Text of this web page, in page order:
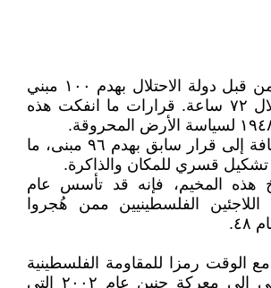
صدر مؤخرا قرار من قبل دولة الاحتلال بهدم ١٠٠ مبني
في مخيم جنين خلال ٧٢ ساعة. قرارات ما انفكت هذه
هذا القرار يأتي إضافة إلى قرار سابق بهدم ٩٦ مبنى، ما
تشكيل قسري للمكان والذاكرة.
هذه المخيم، فإنه قد تأسس عام
اللاجئين الفلسطينيين ممن هُجروا
الوقت رمزا للمقاومة الفلسطينية
من انتفاضة الأقصى إلى معركة جنين عام ٢٠٠٢ التي